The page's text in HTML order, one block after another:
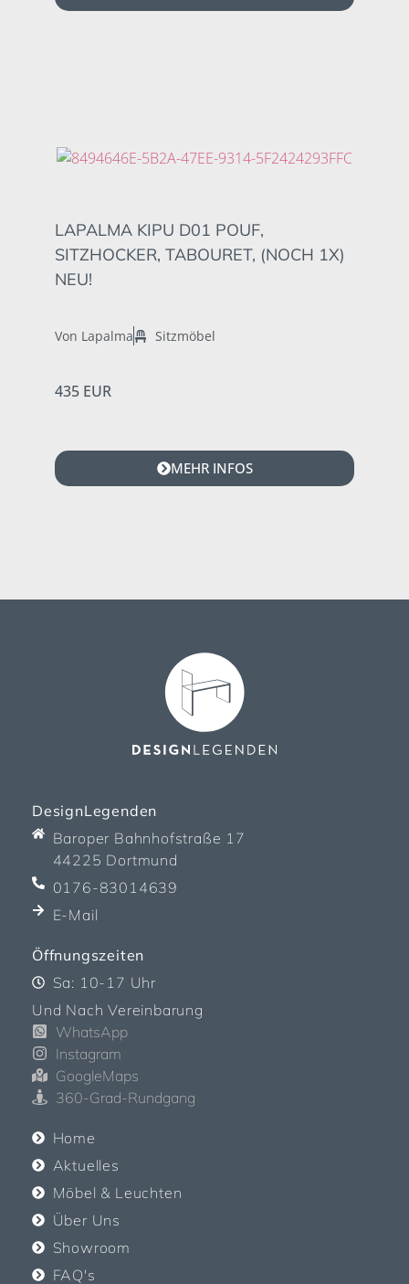
LAPALMA KIPU D01 POUF,
SITZHOCKER, TABOURET, (NOCH 1X)
NEU!
Von Lapalma Sitzmöbel
435 EUR
MEHR INFOS
DesignLegenden
Baroper Bahnhofstraße 17
44225 Dortmund
0176-83014639
E-Mail
Öffnungszeiten
Sa: 10-17 Uhr
Und Nach Vereinbarung
WhatsApp
Instagram
GoogleMaps
360-Grad-Rundgang
Home
Aktuelles
Möbel & Leuchten
Über Uns
Showroom
FAQ's